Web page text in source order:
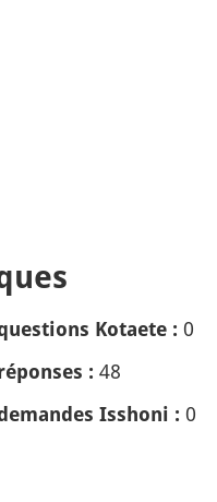
Kotaete : 0
: 48
Isshoni : 0